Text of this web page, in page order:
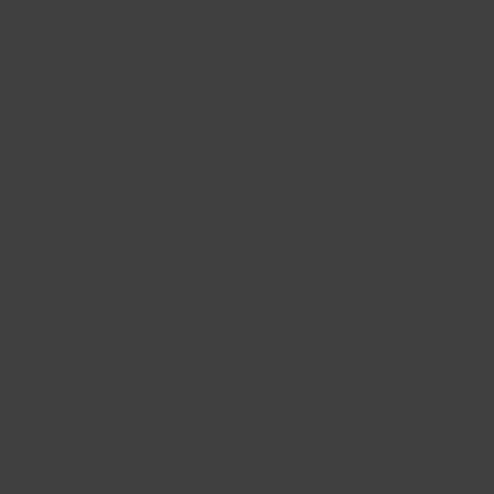
licht en de juiste luchtvochtigheid zijn
groei.
Geef pas water als de bovenste
aanvoelt en zorg ervoor dat overtollig